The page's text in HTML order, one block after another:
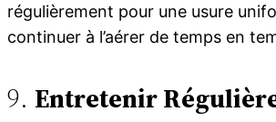
régulièrement pour une usure
continuer à l’aérer de temps en
9. Entretenir